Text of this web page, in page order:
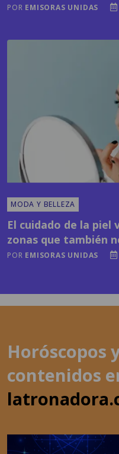
POR EMISORAS UNIDAS
MODA Y BELLEZA
El cuidado de la piel
zonas que también
POR EMISORAS UNIDAS
Horóscopos
contenidos